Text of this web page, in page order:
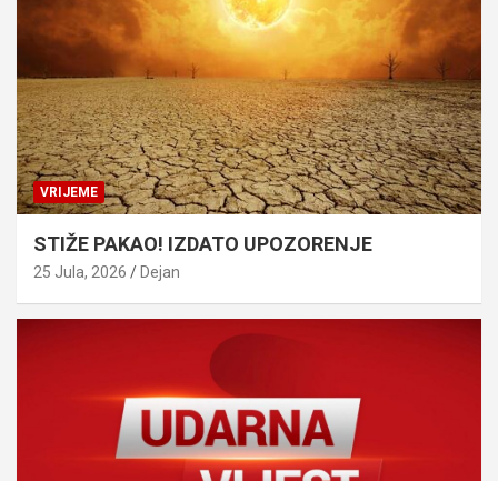
VRIJEME
STIŽE PAKAO! IZDATO UPOZORENJE
25 Jula, 2026 Dejan